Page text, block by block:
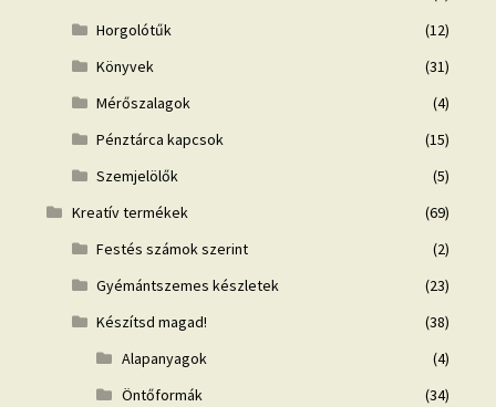
Horgolótűk
(12)
Könyvek
(31)
Mérőszalagok
(4)
Pénztárca kapcsok
(15)
Szemjelölők
(5)
Kreatív termékek
(69)
Festés számok szerint
(2)
Gyémántszemes készletek
(23)
Készítsd magad!
(38)
Alapanyagok
(4)
Öntőformák
(34)